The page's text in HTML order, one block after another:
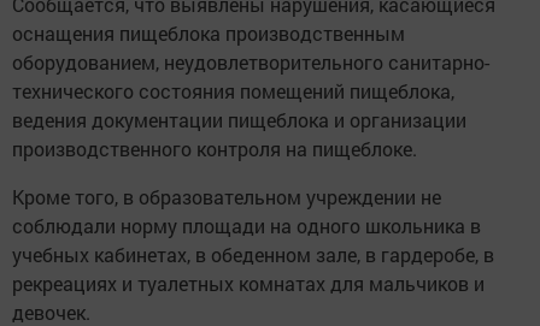
оснащения пищеблока производственным
оборудованием, неудовлетворительного санитарно-
технического состояния помещений пищеблока,
ведения документации пищеблока и организации
производственного контроля на пищеблоке.
Кроме того, в образовательном учреждении не
соблюдали норму площади на одного школьника в
учебных кабинетах, в обеденном зале, в гардеробе, в
рекреациях и туалетных комнатах для мальчиков и
девочек.